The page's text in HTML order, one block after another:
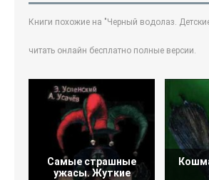
Книги похожие на "Черный водолаз.
читать онлайн бесплатно полные версии.
Самые страшные
ужасы. Жуткие